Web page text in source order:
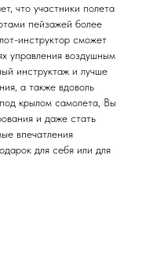
что участники полета
пейзажей более
инструктор сможет
управления воздушным
инструктаж и лучше
а также вдоволь
крылом самолета, Вы
и даже стать
впечатления
для себя или для